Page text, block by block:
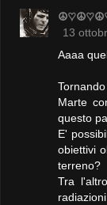
13
Aaaa
Marte
questo
E'
obiettivi
terreno?
Tra